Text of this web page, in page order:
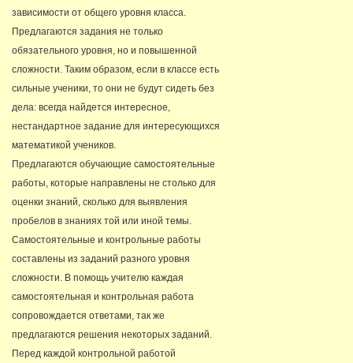
зависимости от общего уровня класса.
Предлагаются задания не только
обязательного уровня, но и повышенной
сложности. Таким образом, если в классе есть
сильные ученики, то они не будут сидеть без
дела: всегда найдется интересное,
нестандартное задание для интересующихся
математикой учеников.
Предлагаются обучающие самостоятельные
работы, которые направлены не столько для
оценки знаний, сколько для выявления
пробелов в знаниях той или иной темы.
Самостоятельные и контрольные работы
составлены из заданий разного уровня
сложности. В помощь учителю каждая
самостоятельная и контрольная работа
сопровождается ответами, так же
предлагаются решения некоторых заданий.
Перед каждой контрольной работой